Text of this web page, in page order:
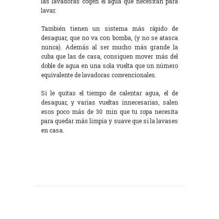
lavar.
También tienen un sistema más rápido de
desaguar, que no va con bomba, (y no se atasca
nunca). Además al ser mucho más grande la
cuba que las de casa, consiguen mover más del
doble de agua en una sola vuelta que un número
equivalente de lavadoras convencionales.
Si le quitas el tiempo de calentar agua, el de
desaguar, y varias vueltas innecesarias, salen
esos poco más de 30 min que tu ropa necesita
para quedar más limpia y suave que si la lavases
en casa.